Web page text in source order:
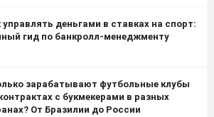
управлять деньгами в ставках на спорт:
гид по банкролл-менеджменту
зарабатывают футбольные клубы
с букмекерами в разных
От Бразилии до России